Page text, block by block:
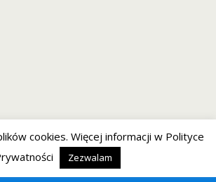
cookies. Więcej informacji w Polityce
Zezwalam